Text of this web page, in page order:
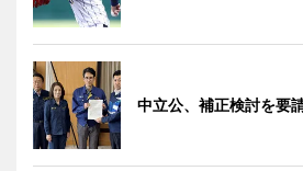
中立公、補正検討を要